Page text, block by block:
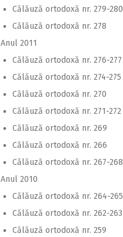
Călăuză ortodoxă nr. 279-280
Călăuză ortodoxă nr. 278
Anul 2011
Călăuză ortodoxă nr. 276-277
Călăuză ortodoxă nr. 274-275
Călăuză ortodoxă nr. 270
Călăuză ortodoxă nr. 271-272
Călăuză ortodoxă nr. 269
Călăuză ortodoxă nr. 266
Călăuză ortodoxă nr. 267-268
Anul 2010
Călăuză ortodoxă nr. 264-265
Călăuză ortodoxă nr. 262-263
Călăuză ortodoxă nr. 259